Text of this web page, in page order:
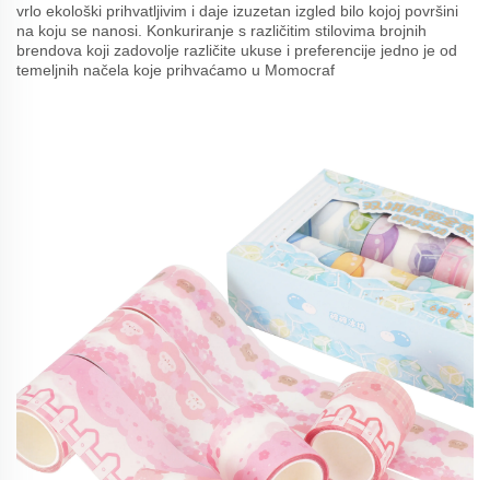
vrlo ekološki prihvatljivim i daje izuzetan izgled bilo kojoj površini
na koju se nanosi. Konkuriranje s različitim stilovima brojnih
brendova koji zadovolje različite ukuse i preferencije jedno je od
temeljnih načela koje prihvaćamo u Momocraf